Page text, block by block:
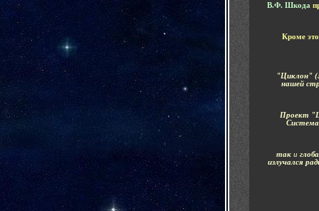
В.Ф. Шкода
Кроме
"Циклон" (
нашей
Проект
Система
так и
излучался